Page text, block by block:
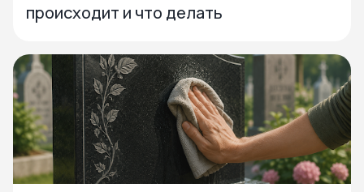
происходит и что делать